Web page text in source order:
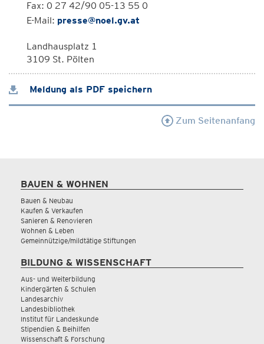
Fax: 0 27 42/90 05-13 55 0
E-Mail: presse@noel.gv.at
Landhausplatz 1
3109 St. Pölten
Meldung als PDF speichern
Zum Seitenanfang
BAUEN & WOHNEN
Bauen & Neubau
Kaufen & Verkaufen
Sanieren & Renovieren
Wohnen & Leben
Gemeinnützige/mildtätige Stiftungen
BILDUNG & WISSENSCHAFT
Aus- und Weiterbildung
Kindergärten & Schulen
Landesarchiv
Landesbibliothek
Institut für Landeskunde
Stipendien & Beihilfen
Wissenschaft & Forschung